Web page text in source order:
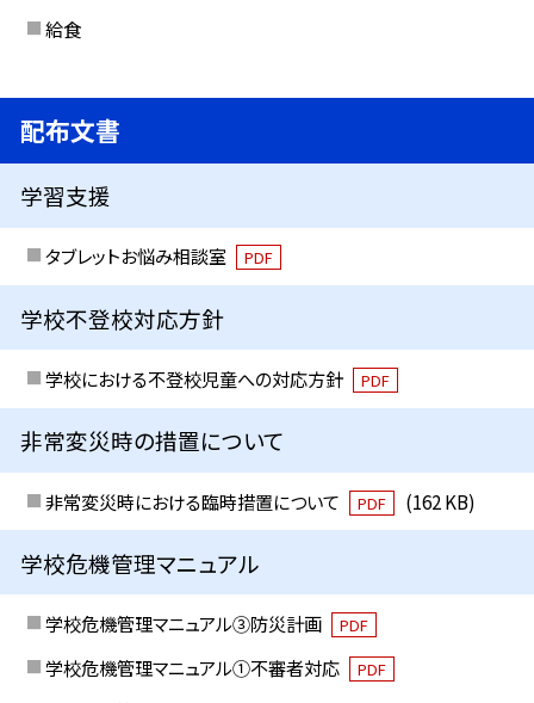
給食
配布文書
学習支援
タブレットお悩み相談室 PDF
学校不登校対応方針
学校における不登校児童への対応方針 PDF
非常変災時の措置について
非常変災時における臨時措置について PDF (162 KB)
学校危機管理マニュアル
学校危機管理マニュアル③防災計画 PDF
学校危機管理マニュアル①不審者対応 PDF